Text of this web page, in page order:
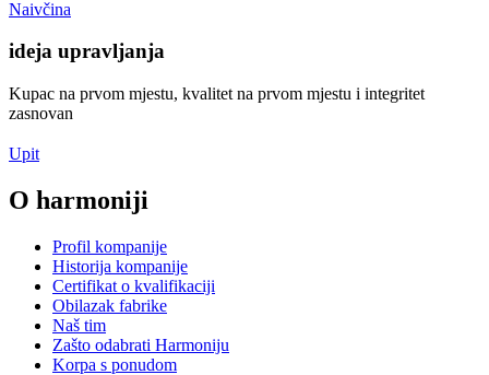
Naivčina
ideja upravljanja
Kupac na prvom mjestu, kvalitet na prvom mjestu i integritet
zasnovan
Upit
O harmoniji
Profil kompanije
Historija kompanije
Certifikat o kvalifikaciji
Obilazak fabrike
Naš tim
Zašto odabrati Harmoniju
Korpa s ponudom